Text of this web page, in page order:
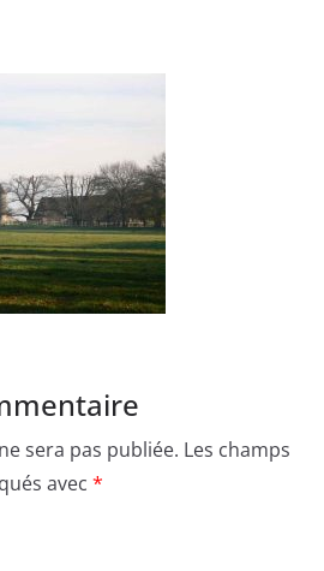
sera pas publiée. Les champs
avec *